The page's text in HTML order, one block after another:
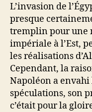
L’invasion de
presque
tremplin pour une
impériale à l’Est,
les réalisations
Cependant, la
Napoléon a envahi
spéculations, son
c’était pour la